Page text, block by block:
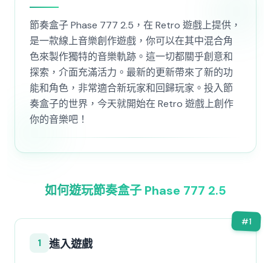
節奏盒子 Phase 777 2.5，在 Retro 遊戲上提供，
是一款線上音樂創作遊戲，你可以在其中混合角
色來製作獨特的音樂軌跡。這一切都關乎創意和
探索，介面充滿活力。最新的更新帶來了新的功
能和角色，非常適合新玩家和回歸玩家。投入節
奏盒子的世界，今天就開始在 Retro 遊戲上創作
你的音樂吧！
如何遊玩節奏盒子 Phase 777 2.5
#1
1 進入遊戲